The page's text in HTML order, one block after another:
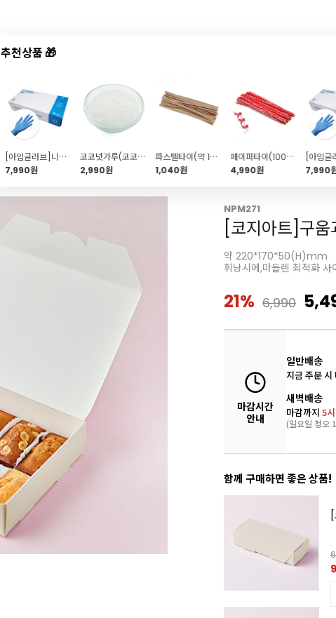
추천상품 🎁
[아임글러브]니트릴 위생 장갑 3.5g (S\/100매\/파우더프리)
7,990원
코코넛가루(코코넛파우더\/70g)
2,990원
파스텔타이(약 100개\/브라운)
1,040원
페이퍼타이(1000개\/Especially.레드)
4,990원
7,990
브랜드샵신상품 TOP50특가/혜택
NPM271
[코지아트]구
약 220*170*50(H)mm
휘낭시에,마들렌 최적화 사
21% 6,990
마감시간
안내
일반배송
지금 주문 시
새벽배송
마감까지 5
(일요일 정오
함께 구매하면 좋은 상품!
사각 머핀컵(45mm/화이트/휘낭시에/200장)
4,200